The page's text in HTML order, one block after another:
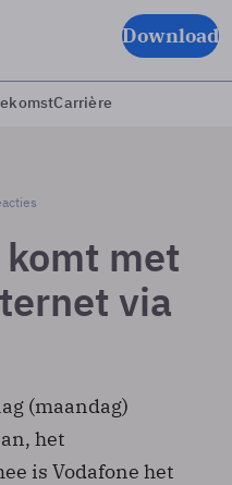
Download
Carrière
komt met
via
(maandag)
het
is Vodafone het